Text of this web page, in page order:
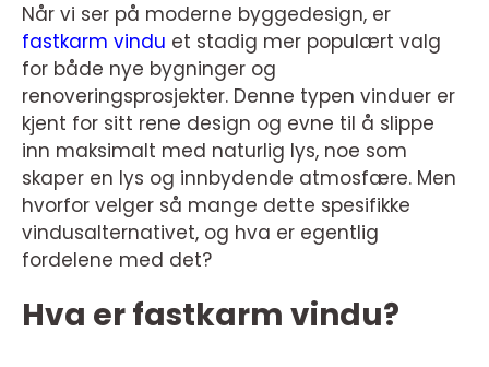
Når vi ser på moderne byggedesign, er
fastkarm vindu et stadig mer populært valg
for både nye bygninger og
renoveringsprosjekter. Denne typen vinduer er
kjent for sitt rene design og evne til å slippe
inn maksimalt med naturlig lys, noe som
skaper en lys og innbydende atmosfære. Men
hvorfor velger så mange dette spesifikke
vindusalternativet, og hva er egentlig
fordelene med det?
Hva er fastkarm vindu?